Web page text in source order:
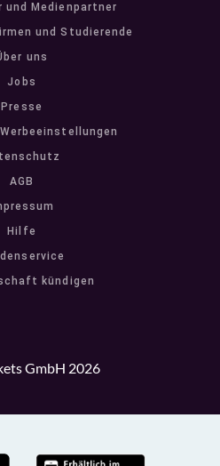
Medienpartner
und Studierende
uns
Jobs
Presse
AGB
Hilfe
kündigen
GmbH 2026